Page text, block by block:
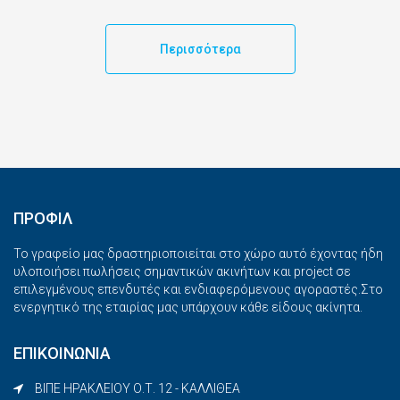
Περισσότερα
ΠΡΟΦΙΛ
Το γραφείο μας δραστηριοποιείται στο χώρο αυτό έχοντας ήδη
υλοποιήσει πωλήσεις σημαντικών ακινήτων και project σε
επιλεγμένους επενδυτές και ενδιαφερόμενους αγοραστές.Στο
ενεργητικό της εταιρίας μας υπάρχουν κάθε είδους ακίνητα.
ΕΠΙΚΟΙΝΩΝΙΑ
ΒΙΠΕ ΗΡΑΚΛΕΙΟΥ Ο.Τ. 12 - ΚΑΛΛΙΘΕΑ